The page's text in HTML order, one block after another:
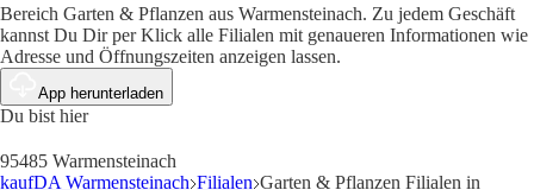
Bereich Garten & Pflanzen aus Warmensteinach. Zu jedem Geschäft
kannst Du Dir per Klick alle Filialen mit genaueren Informationen wie
Adresse und Öffnungszeiten anzeigen lassen.
App herunterladen
Du bist hier
95485 Warmensteinach
kaufDA Warmensteinach Filialen Garten & Pflanzen Filialen in